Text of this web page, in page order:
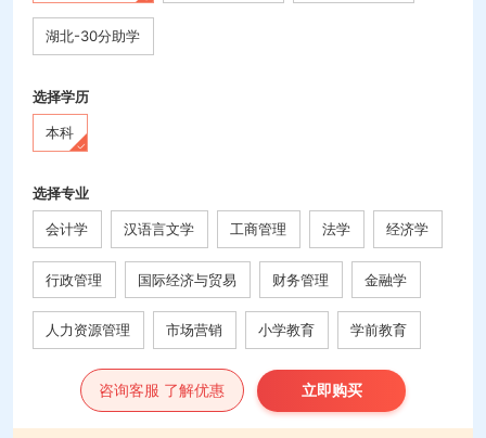
湖北-30分助学
选择学历
本科
选择专业
会计学 汉语言文学 工商管理 法学 经济学
行政管理 国际经济与贸易 财务管理 金融学
人力资源管理 市场营销 小学教育 学前教育
咨询客服 了解优惠 立即购买